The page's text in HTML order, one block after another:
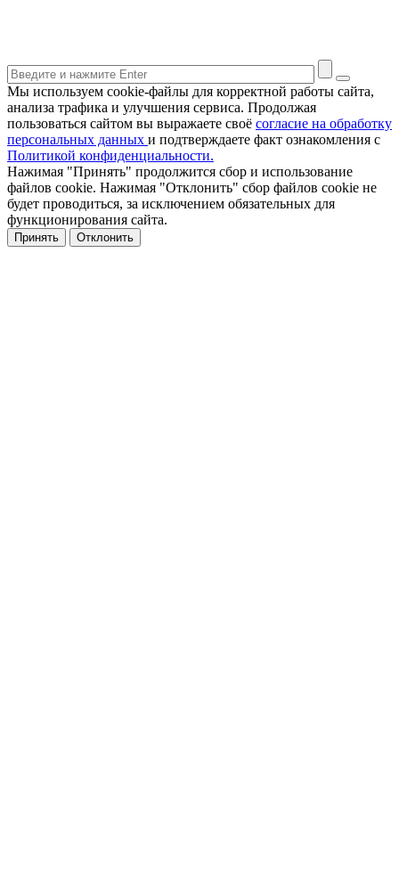
Мы используем cookie-файлы для корректной работы сайта,
анализа трафика и улучшения сервиса. Продолжая
пользоваться сайтом вы выражаете своё согласие на обработку
персональных данных и подтверждаете факт ознакомления с
Политикой конфиденциальности.
Нажимая "Принять" продолжится сбор и использование
файлов cookie. Нажимая "Отклонить" сбор файлов cookie не
будет проводиться, за исключением обязательных для
функционирования сайта.
Принять Отклонить